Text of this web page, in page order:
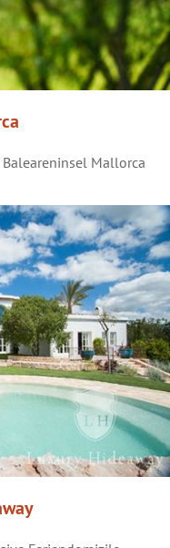
Mallorca